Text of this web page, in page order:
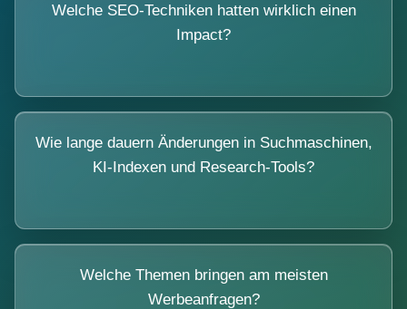
Welche SEO-Techniken hatten wirklich einen
Impact?
Wie lange dauern Änderungen in Suchmaschinen,
KI-Indexen und Research-Tools?
Welche Themen bringen am meisten
Werbeanfragen?